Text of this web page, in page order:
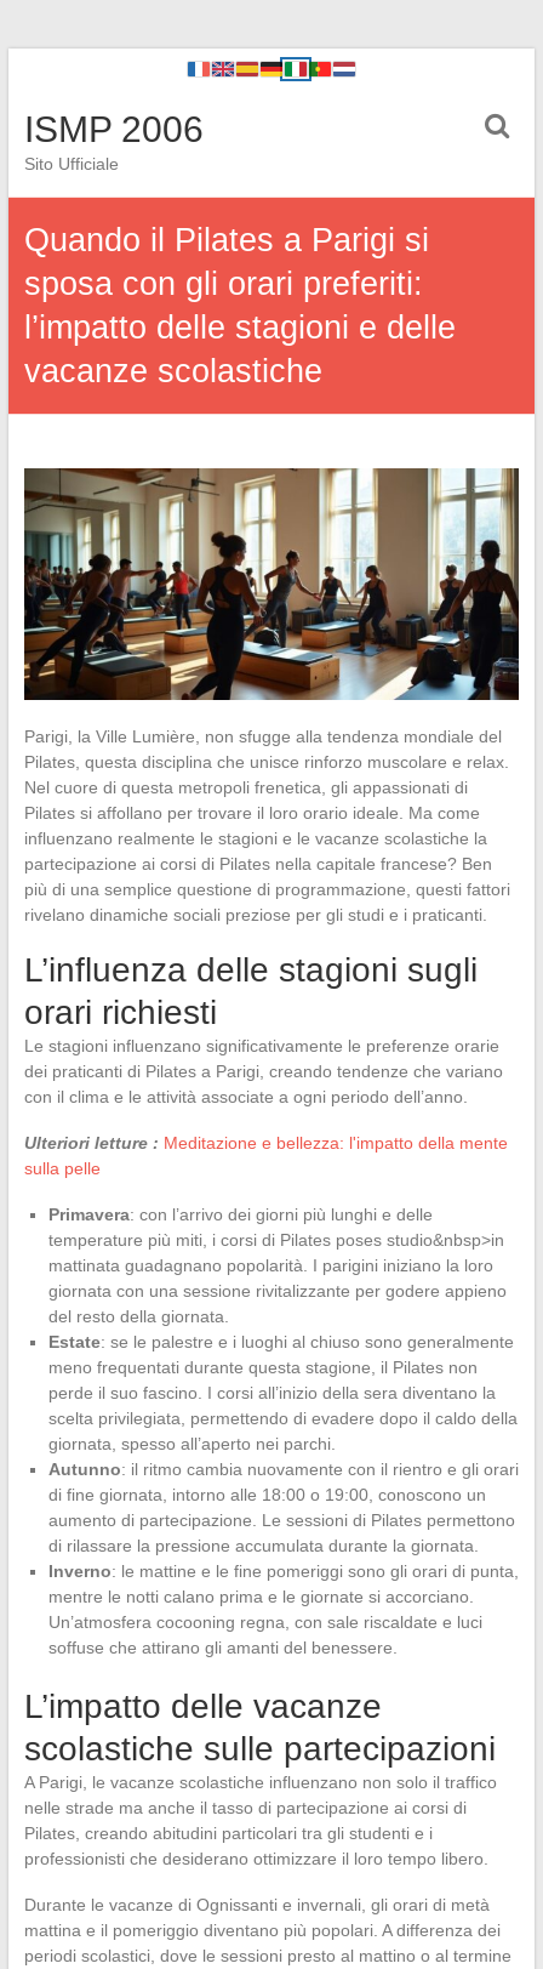
ISMP 2006
Sito Ufficiale
Quando il Pilates a Parigi si
sposa con gli orari preferiti:
l’impatto delle stagioni e delle
vacanze scolastiche
Parigi, la Ville Lumière, non sfugge alla tendenza mondiale del
Pilates, questa disciplina che unisce rinforzo muscolare e relax.
Nel cuore di questa metropoli frenetica, gli appassionati di
Pilates si affollano per trovare il loro orario ideale. Ma come
influenzano realmente le stagioni e le vacanze scolastiche la
partecipazione ai corsi di Pilates nella capitale francese? Ben
più di una semplice questione di programmazione, questi fattori
rivelano dinamiche sociali preziose per gli studi e i praticanti.
L’influenza delle stagioni sugli
orari richiesti
Le stagioni influenzano significativamente le preferenze orarie
dei praticanti di Pilates a Parigi, creando tendenze che variano
con il clima e le attività associate a ogni periodo dell’anno.
Ulteriori letture : Meditazione e bellezza: l'impatto della mente
sulla pelle
Primavera: con l’arrivo dei giorni più lunghi e delle
temperature più miti, i corsi di Pilates poses studio&nbsp>in
mattinata guadagnano popolarità. I parigini iniziano la loro
giornata con una sessione rivitalizzante per godere appieno
del resto della giornata.
Estate: se le palestre e i luoghi al chiuso sono generalmente
meno frequentati durante questa stagione, il Pilates non
perde il suo fascino. I corsi all’inizio della sera diventano la
scelta privilegiata, permettendo di evadere dopo il caldo della
giornata, spesso all’aperto nei parchi.
Autunno: il ritmo cambia nuovamente con il rientro e gli orari
di fine giornata, intorno alle 18:00 o 19:00, conoscono un
aumento di partecipazione. Le sessioni di Pilates permettono
di rilassare la pressione accumulata durante la giornata.
Inverno: le mattine e le fine pomeriggi sono gli orari di punta,
mentre le notti calano prima e le giornate si accorciano.
Un’atmosfera cocooning regna, con sale riscaldate e luci
soffuse che attirano gli amanti del benessere.
L’impatto delle vacanze
scolastiche sulle partecipazioni
A Parigi, le vacanze scolastiche influenzano non solo il traffico
nelle strade ma anche il tasso di partecipazione ai corsi di
Pilates, creando abitudini particolari tra gli studenti e i
professionisti che desiderano ottimizzare il loro tempo libero.
Durante le vacanze di Ognissanti e invernali, gli orari di metà
mattina e il pomeriggio diventano più popolari. A differenza dei
periodi scolastici, dove le sessioni presto al mattino o al termine